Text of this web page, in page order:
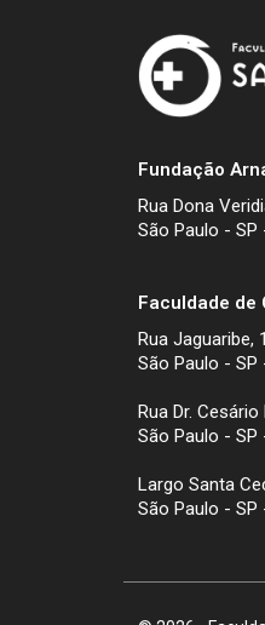
Fundação
Rua Dona
São Paulo - SP
Faculdade de
Rua Jaguaribe,
São Paulo - SP
Rua Dr. Cesário
São Paulo - SP
Largo Santa
São Paulo - SP